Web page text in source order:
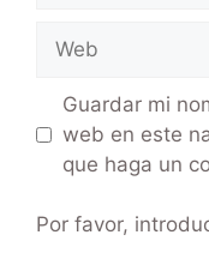
Guardar mi
web en este
que haga un
Por favor,